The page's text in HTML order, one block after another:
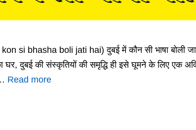
si bhasha boli jati hai) दुबई में कौन सी भाषा बोली
दुबई की संस्कृतियों की समृद्धि ही इसे घूमने के लिए एक
Read more